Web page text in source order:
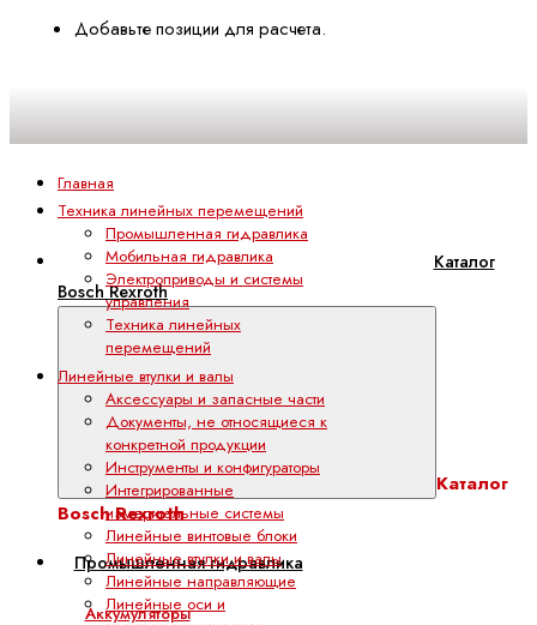
Добавьте позиции для расчета.
Каталог
Bosch Rexroth
Каталог
Bosch Rexroth
Промышленная гидравлика
Аккумуляторы
Главная
Техника линейных перемещений
Промышленная гидравлика
Мобильная гидравлика
Электроприводы и системы
управления
Техника линейных
перемещений
Линейные втулки и валы
Аксессуары и запасные части
Документы, не относящиеся к
конкретной продукции
Инструменты и конфигураторы
Интегрированные
измерительные системы
Линейные винтовые блоки
Линейные втулки и валы
Линейные направляющие
Линейные оси и